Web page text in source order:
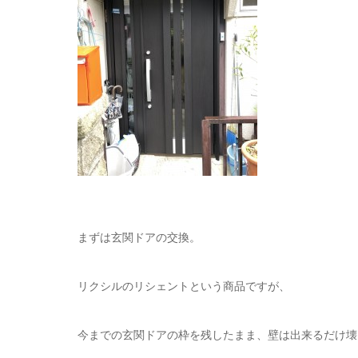
まずは玄関ドアの交換。
リクシルのリシェントという商品ですが、
今までの玄関ドアの枠を残したまま、壁は出来るだけ